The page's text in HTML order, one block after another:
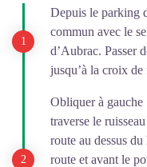
Depuis le parking
commun avec le
d’Aubrac. Passer
jusqu’à la croix de
Obliquer à gauche
traverse le
route au dessus
route et avant le